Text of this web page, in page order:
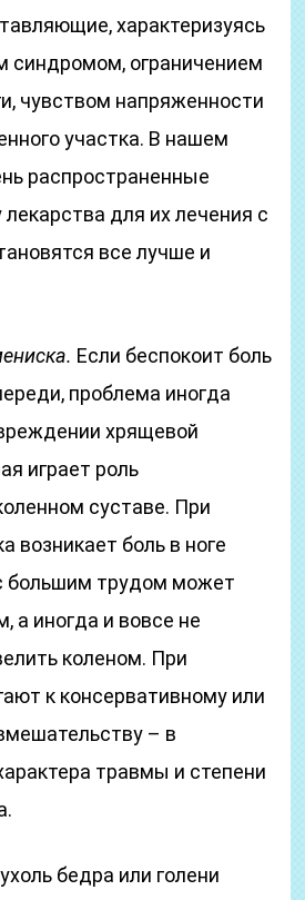
характеризуясь
ограничением
чувством напряженности
участка. В нашем
распространенные
лекарства для их лечения с
все лучше и
Если беспокоит боль
проблема иногда
хрящевой
играет роль
суставе. При
возникает боль в ноге
большим трудом может
а иногда и вовсе не
коленом. При
к консервативному или
– в
травмы и степени
бедра или голени